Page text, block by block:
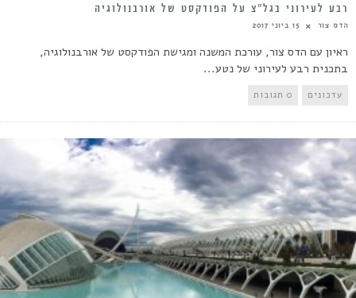
רבע לעירוני בגל”צ על הפודקסט של אורבנולוגיה
הדס צור 15 ביוני 2017
ראיון עם הדס צור, עורכת המשנה ומגישת הפודקסט של אורבנולוגיה,
בתכנית רבע לעירוני של נטע...
עדכונים 0 תגובות